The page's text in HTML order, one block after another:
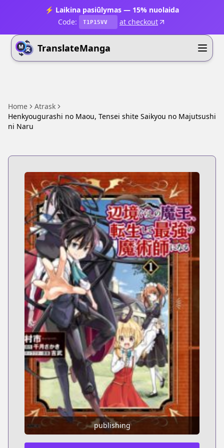
⚡ Laikina pasiūlymas — 15% nuolaida
Code:
T1P15VV at checkout
TranslateManga
Home
Atrask
Henkyougurashi no Maou, Tensei shite Saikyou no Majutsushi
ni Naru
publishing